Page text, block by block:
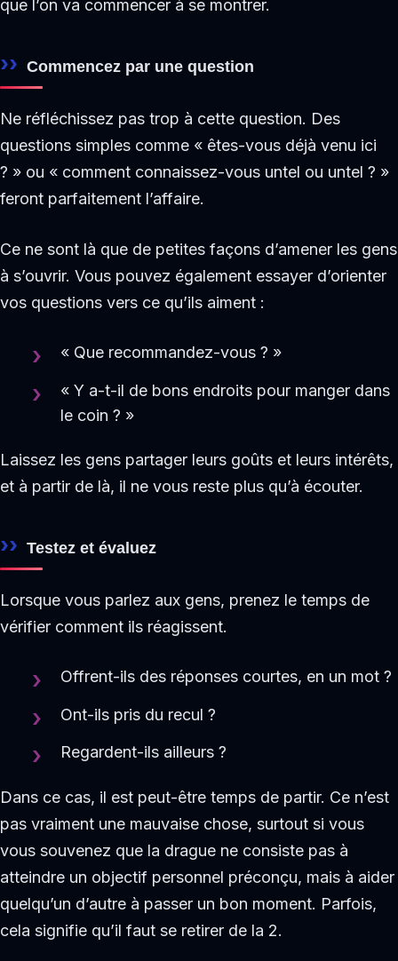
que l’on va commencer à se montrer.
Commencez par une question
Ne réfléchissez pas trop à cette question. Des
questions simples comme « êtes-vous déjà venu ici
? » ou « comment connaissez-vous untel ou untel ? »
feront parfaitement l’affaire.
Ce ne sont là que de petites façons d’amener les gens
à s’ouvrir. Vous pouvez également essayer d’orienter
vos questions vers ce qu’ils aiment :
« Que recommandez-vous ? »
« Y a-t-il de bons endroits pour manger dans
le coin ? »
Laissez les gens partager leurs goûts et leurs intérêts,
et à partir de là, il ne vous reste plus qu’à écouter.
Testez et évaluez
Lorsque vous parlez aux gens, prenez le temps de
vérifier comment ils réagissent.
Offrent-ils des réponses courtes, en un mot ?
Ont-ils pris du recul ?
Regardent-ils ailleurs ?
Dans ce cas, il est peut-être temps de partir. Ce n’est
pas vraiment une mauvaise chose, surtout si vous
vous souvenez que la drague ne consiste pas à
atteindre un objectif personnel préconçu, mais à aider
quelqu’un d’autre à passer un bon moment. Parfois,
cela signifie qu’il faut se retirer de la 2.